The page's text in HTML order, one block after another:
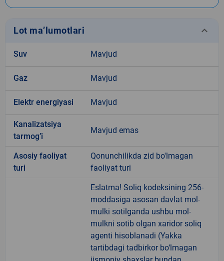
Lot ma’lumotlari keyboard_arrow_down
Suv Mavjud
Gaz Mavjud
Elektr energiyasi Mavjud
Kanalizatsiya
tarmogʼi
Mavjud emas
Аsosiy faoliyat
turi
Qonunchilikda zid bo'lmagan
faoliyat turi
Eslatma! Soliq kodeksining 256-
moddasiga asosan davlat mol-
mulki sotilganda ushbu mol-
mulkni sotib olgan xaridor soliq
agenti hisoblanadi (Yakka
tartibdagi tadbirkor bo‘lmagan